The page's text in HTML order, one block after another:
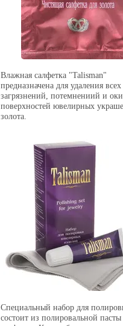
Влажная салфетка "Talisman"
предназначена для удаления
загрязнений, потемнениий и
поверхностей ювелирных
золота.
Специальный набор для
состоит из полировальной пасты